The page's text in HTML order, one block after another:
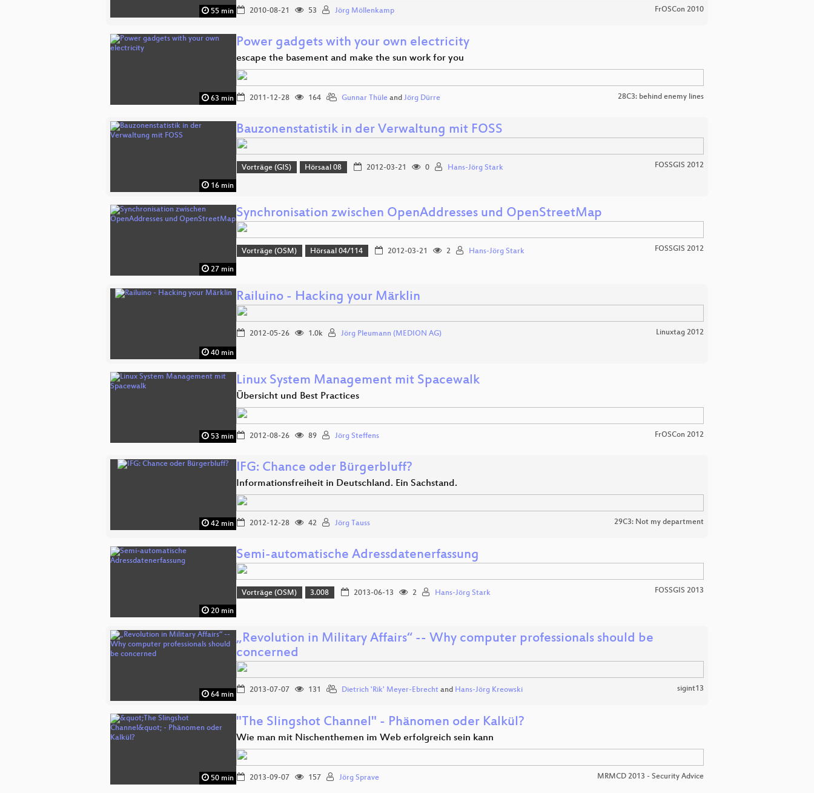
55 min 2010-08-21 53 Jörg Möllenkamp FrOSCon 2010
63 min
Power gadgets with your own electricity
escape the basement and make the sun work for you
2011-12-28 164 Gunnar Thüle and Jörg Dürre 28C3: behind enemy lines
16 min
Bauzonenstatistik in der Verwaltung mit FOSS
Vorträge (GIS) Hörsaal 08 2012-03-21 0 Hans-Jörg Stark FOSSGIS 2012
27 min
Synchronisation zwischen OpenAddresses und OpenStreetMap
Vorträge (OSM) Hörsaal 04/114 2012-03-21 2 Hans-Jörg Stark FOSSGIS 2012
40 min
Railuino - Hacking your Märklin
2012-05-26 1.0k Jörg Pleumann (MEDION AG) Linuxtag 2012
53 min
Linux System Management mit Spacewalk
Übersicht und Best Practices
2012-08-26 89 Jörg Steffens FrOSCon 2012
42 min
IFG: Chance oder Bürgerbluff?
Informationsfreiheit in Deutschland. Ein Sachstand.
2012-12-28 42 Jörg Tauss 29C3: Not my department
20 min
Semi-automatische Adressdatenerfassung
Vorträge (OSM) 3.008 2013-06-13 2 Hans-Jörg Stark FOSSGIS 2013
64 min
„Revolution in Military Affairs“ -- Why computer professionals should be
concerned
2013-07-07 131 Dietrich 'Rik' Meyer-Ebrecht and Hans-Jörg Kreowski sigint13
50 min
"The Slingshot Channel" - Phänomen oder Kalkül?
Wie man mit Nischenthemen im Web erfolgreich sein kann
2013-09-07 157 Jörg Sprave MRMCD 2013 - Security Advice